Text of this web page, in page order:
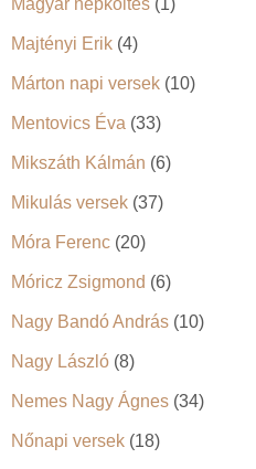
Majtényi Erik (4)
Márton napi versek (10)
Mentovics Éva (33)
Mikszáth Kálmán (6)
Mikulás versek (37)
Móra Ferenc (20)
Móricz Zsigmond (6)
Nagy Bandó András (10)
Nagy László (8)
Nemes Nagy Ágnes (34)
Nőnapi versek (18)